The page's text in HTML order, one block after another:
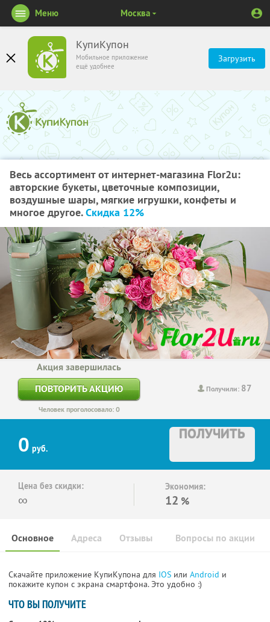
КупиКупон
Мобильное приложение
ещё удобнее
Загрузить
Меню Москва
Весь ассортимент от интернет-магазина Flor2u:
авторские букеты, цветочные композиции,
воздушные шары, мягкие игрушки, конфеты и
многое другое.Скидка 12%
Получили: 87
Акция завершилась
ПОВТОРИТЬ АКЦИЮ
Человек проголосовало: 0
0 руб.
ПОЛУЧИТЬ
Цена без скидки:
∞
Экономия:
12 %
Основное Отзывы Вопросы по акции
Адреса
Скачайте приложение КупиКупона для IOS или Android и
покажите купон с экрана смартфона. Это удобно :)
ЧТО ВЫ ПОЛУЧИТЕ